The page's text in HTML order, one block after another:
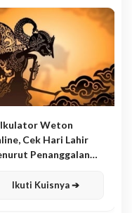
Weton
Cek Hari Lahir
Penanggalan
Ikuti Kuisnya ➔